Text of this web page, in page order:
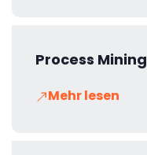
Process Mining
Mehr lesen